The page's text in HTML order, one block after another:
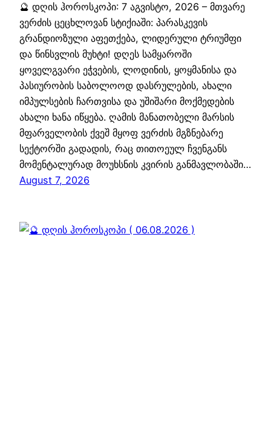
🔮 დღის ჰოროსკოპი: 7 აგვისტო, 2026 – მთვარე
ვერძის ცეცხლოვან სტიქიაში: პარასკევის
გრანდიოზული აფეთქება, ლიდერული ტრიუმფი
და წინსვლის მუხტი! დღეს სამყაროში
ყოველგვარი ეჭვების, ლოდინის, ყოყმანისა და
პასიურობის საბოლოოდ დასრულების, ახალი
იმპულსების ჩართვისა და უშიშარი მოქმედების
ახალი ხანა იწყება. ღამის მანათობელი მარსის
მფარველობის ქვეშ მყოფ ვერძის მგზნებარე
სექტორში გადადის, რაც თითოეულ ჩვენგანს
მომენტალურად მოუხსნის კვირის განმავლობაში…
August 7, 2026